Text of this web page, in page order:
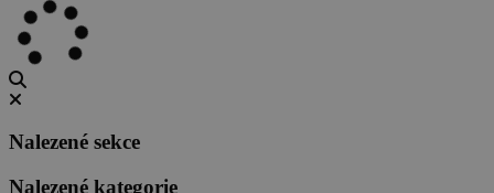
Nalezené sekce
Nalezené kategorie